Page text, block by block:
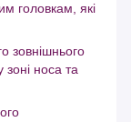
головкам, які
зовнішнього
зоні носа та